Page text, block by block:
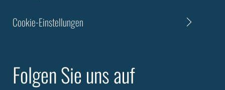
Cookie-Einstellungen
Folgen Sie uns auf